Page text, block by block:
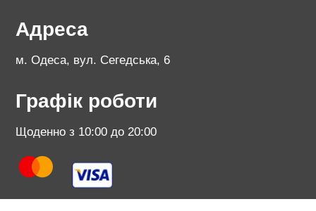
Адреса
м. Одеса, вул. Сегедська, 6
Графік роботи
Щоденно з 10:00 до 20:00